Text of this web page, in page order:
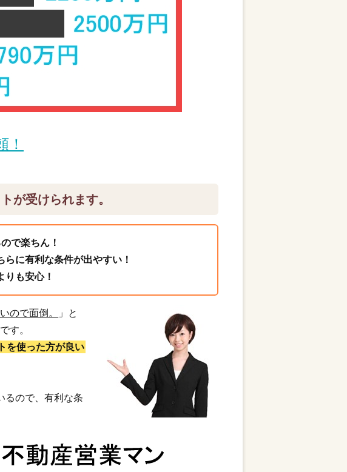
！
が受けられます。
で楽ちん！
に有利な条件が出やすい！
も安心！
ので面倒。
」と
す。
を使った方が良い
るので、有利な条